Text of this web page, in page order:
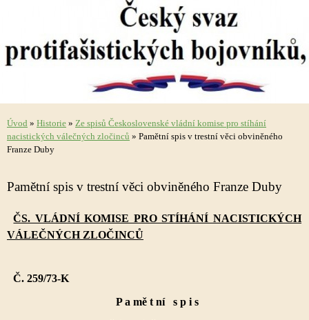
Úvod » Historie » Ze spisů Československé vládní komise pro stíhání
nacistických válečných zločinců » Pamětní spis v trestní věci obviněného
Franze Duby
Pamětní spis v trestní věci obviněného Franze Duby
ČS. VLÁDNÍ KOMISE PRO STÍHÁNÍ NACISTICKÝCH
VÁLEČNÝCH ZLOČINCŮ
Č. 259/73-K
P a mě t ní s p i s